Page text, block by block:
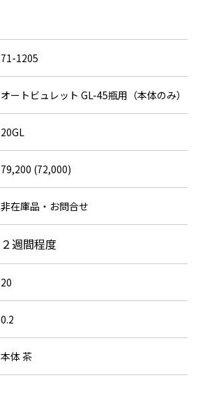
71-1205
オートビュレット GL-45瓶用（本体のみ）
20GL
79,200 (72,000)
非在庫品・お問合せ
２週間程度
20
0.2
本体 茶